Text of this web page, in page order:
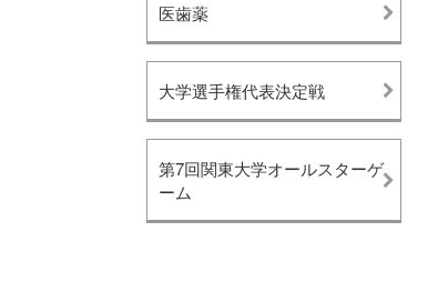
医歯薬
大学選手権代表決定戦
第7回関東大学オールスターゲ
ーム